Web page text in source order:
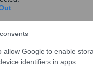
allow Google to enable
identifiers in apps.
Ελλάδα .
και τα τεχνικά
για το
να παίρνει την